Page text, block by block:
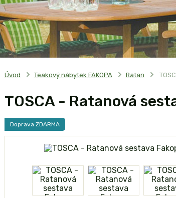
Úvod Teakový nábytek FAKOPA Ratan
TOSCA - Ratanová
Doprava ZDARMA